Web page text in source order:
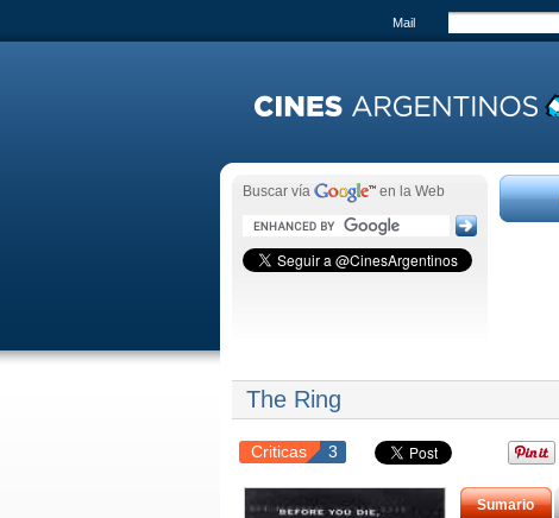
Mail
Buscar vía en la Web
The Ring
Criticas 3
Sumario